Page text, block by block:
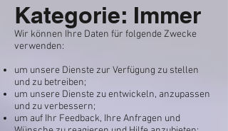
Kategorie: Immer
Wir können Ihre Daten für folgende Zwecke
verwenden:
um unsere Dienste zur Verfügung zu stellen
und zu betreiben;
um unsere Dienste zu entwickeln, anzupassen
und zu verbessern;
um auf Ihr Feedback, Ihre Anfragen und